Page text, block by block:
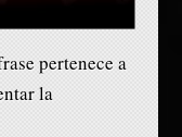
pertenece a
la